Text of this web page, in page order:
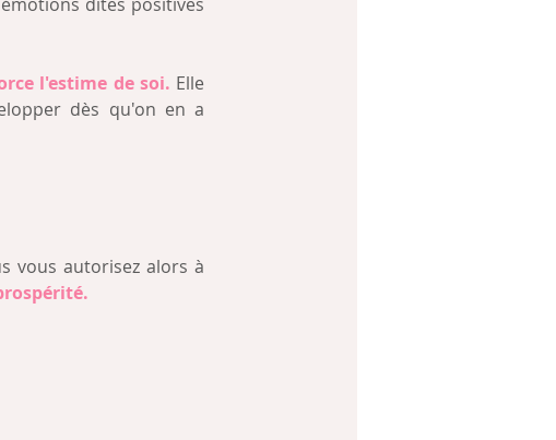
l'estime de soi. Elle
dès qu'on en a
vous autorisez alors à